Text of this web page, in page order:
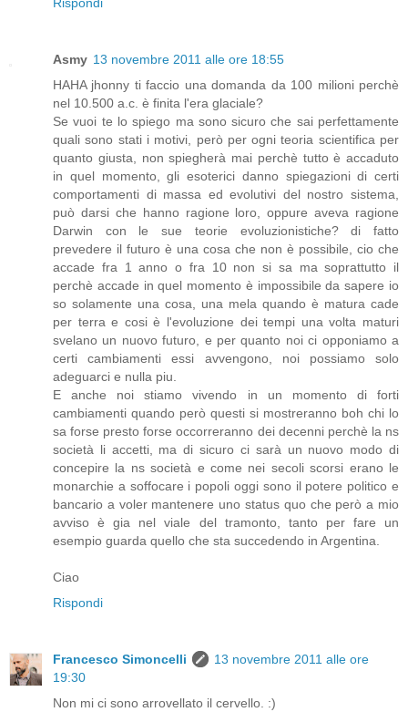
Asmy 13 novembre 2011 alle ore 18:55
HAHA jhonny ti faccio una domanda da 100 milioni perchè
nel 10.500 a.c. è finita l'era glaciale?
Se vuoi te lo spiego ma sono sicuro che sai perfettamente
quali sono stati i motivi, però per ogni teoria scientifica per
quanto giusta, non spiegherà mai perchè tutto è accaduto
in quel momento, gli esoterici danno spiegazioni di certi
comportamenti di massa ed evolutivi del nostro sistema,
può darsi che hanno ragione loro, oppure aveva ragione
Darwin con le sue teorie evoluzionistiche? di fatto
prevedere il futuro è una cosa che non è possibile, cio che
accade fra 1 anno o fra 10 non si sa ma soprattutto il
perchè accade in quel momento è impossibile da sapere io
so solamente una cosa, una mela quando è matura cade
per terra e cosi è l'evoluzione dei tempi una volta maturi
svelano un nuovo futuro, e per quanto noi ci opponiamo a
certi cambiamenti essi avvengono, noi possiamo solo
adeguarci e nulla piu.
E anche noi stiamo vivendo in un momento di forti
cambiamenti quando però questi si mostreranno boh chi lo
sa forse presto forse occorreranno dei decenni perchè la ns
società li accetti, ma di sicuro ci sarà un nuovo modo di
concepire la ns società e come nei secoli scorsi erano le
monarchie a soffocare i popoli oggi sono il potere politico e
bancario a voler mantenere uno status quo che però a mio
avviso è gia nel viale del tramonto, tanto per fare un
esempio guarda quello che sta succedendo in Argentina.
Ciao
Rispondi
Francesco Simoncelli
13 novembre 2011 alle ore
19:30
Non mi ci sono arrovellato il cervello. :)